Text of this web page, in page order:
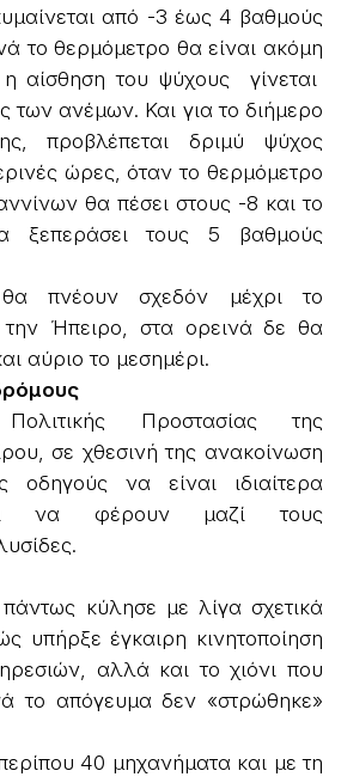
από -3 έως 4 βαθμούς
το θερμόμετρο θα είναι ακόμη
αίσθηση του ψύχους γίνεται
των ανέμων. Και για το διήμερο
προβλέπεται δριμύ ψύχος
ώρες, όταν το θερμόμετρο
θα πέσει στους -8 και το
ξεπεράσει τους 5 βαθμούς
θα πνέουν σχεδόν μέχρι το
Ήπειρο, στα ορεινά δε θα
αύριο το μεσημέρι.
Προστασίας της
σε χθεσινή της ανακοίνωση
οδηγούς να είναι ιδιαίτερα
να φέρουν μαζί τους
κύλησε με λίγα σχετικά
υπήρξε έγκαιρη κινητοποίηση
αλλά και το χιόνι που
το απόγευμα δεν «στρώθηκε»
40 μηχανήματα και με τη